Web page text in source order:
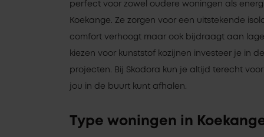
perfect voor zowel oudere woningen als
Koekange. Ze zorgen voor een uitstekende
comfort verhoogt maar ook bijdraagt aan
kiezen voor kunststof kozijnen investeer je in
projecten. Bij Skodora kun je altijd terecht
jou in de buurt kunt afhalen.
Type woningen in